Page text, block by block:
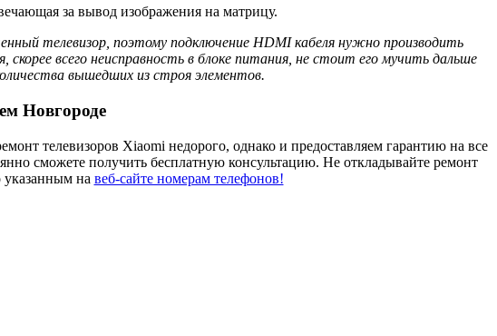
за вывод изображения на матрицу.
телевизор, поэтому подключение HDMI кабеля нужно производить
всего неисправность в блоке питания, не стоит его мучить дальше
вышедших из строя элементов.
Новгороде
телевизоров Xiaomi недорого, однако и предоставляем гарантию на все
сможете получить бесплатную консультацию. Не откладывайте ремонт
указанным на веб-сайте номерам телефонов!